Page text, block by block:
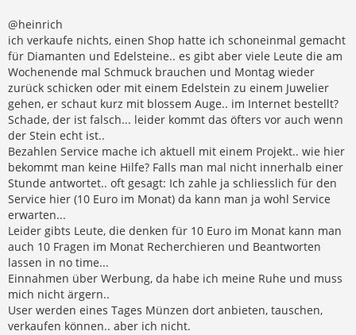
r
a
g
@heinrich
ich verkaufe nichts, einen Shop hatte ich schoneinmal gemacht
für Diamanten und Edelsteine.. es gibt aber viele Leute die am
Wochenende mal Schmuck brauchen und Montag wieder
zurück schicken oder mit einem Edelstein zu einem Juwelier
gehen, er schaut kurz mit blossem Auge.. im Internet bestellt?
Schade, der ist falsch... leider kommt das öfters vor auch wenn
der Stein echt ist..
Bezahlen Service mache ich aktuell mit einem Projekt.. wie hier
bekommt man keine Hilfe? Falls man mal nicht innerhalb einer
Stunde antwortet.. oft gesagt: Ich zahle ja schliesslich für den
Service hier (10 Euro im Monat) da kann man ja wohl Service
erwarten...
Leider gibts Leute, die denken für 10 Euro im Monat kann man
auch 10 Fragen im Monat Recherchieren und Beantworten
lassen in no time...
Einnahmen über Werbung, da habe ich meine Ruhe und muss
mich nicht ärgern..
User werden eines Tages Münzen dort anbieten, tauschen,
verkaufen können.. aber ich nicht.